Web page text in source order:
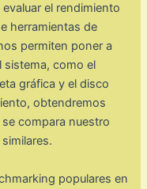
el rendimiento
herramientas de
permiten poner a
como el
gráfica y el disco
obtendremos
compara nuestro
populares en